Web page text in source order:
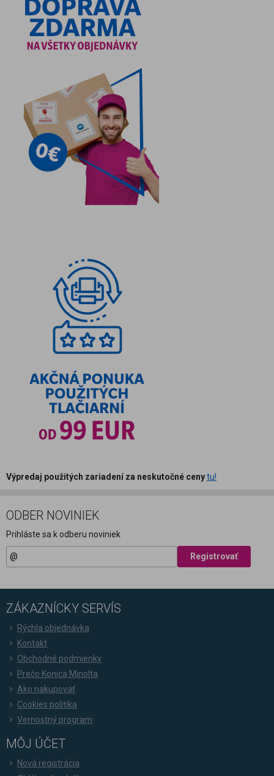
Výpredaj použitých zariadení za neskutočné cenytu!
ODBER NOVINIEK
Prihláste sa k odberu noviniek
Registrovať
ZÁKAZNÍCKY SERVÍS
Rýchla objednávka
Kontakt
Obchodné podmienky
Prečo Konica Minolta
Ako nakupovať
Cookies politika
Vernostný program
MÔJ ÚČET
Nová registrácia